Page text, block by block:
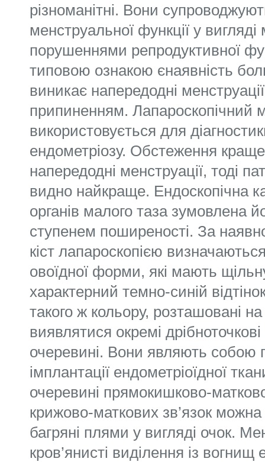
різноманітні. Вони
менструальної функції у
порушеннями репродуктивної
типовою ознакою єнаявність
виникає напередодні менструації
припиненням. Лапароскопічний
використовується для
ендометріозу. Обстеження
напередодні менструації, тоді
видно найкраще. Ендоскопічна
органів малого таза зумовлена
ступенем поширеності. За
кіст лапароскопією
овоїдної форми, які мають
характерний темно-синій
такого ж кольору, розташовані
виявлятися окремі дрібноточкові
очеревині. Вони являють собою
імплантації ендометріоїдної
очеревині прямокишково-
крижово-маткових зв’язок
багряні плями у вигляді очок.
кров’янисті виділення із вогнищ